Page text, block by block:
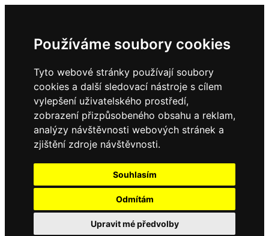
Používáme soubory cookies
Tyto webové stránky používají soubory
cookies a další sledovací nástroje s cílem
vylepšení uživatelského prostředí,
zobrazení přizpůsobeného obsahu a reklam,
analýzy návštěvnosti webových stránek a
zjištění zdroje návštěvnosti.
Souhlasím
Odmítám
Upravit mé předvolby